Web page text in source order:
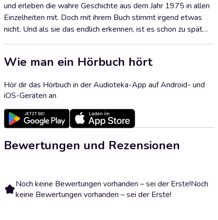
und erleben die wahre Geschichte aus dem Jahr 1975 in allen
Einzelheiten mit. Doch mit ihrem Buch stimmt irgend etwas
nicht. Und als sie das endlich erkennen, ist es schon zu spät…
Wie man ein Hörbuch hört
Hör dir das Hörbuch in der Audioteka-App auf Android- und
iOS-Geräten an
Bewertungen und Rezensionen
Noch keine Bewertungen vorhanden – sei der Erste!Noch
keine Bewertungen vorhanden – sei der Erste!